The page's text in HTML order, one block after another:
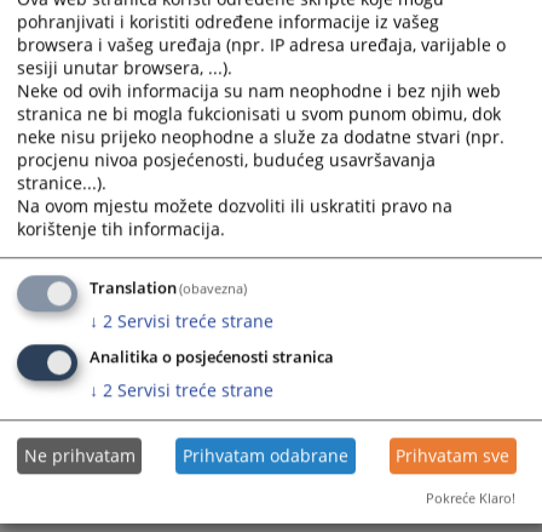
Prikazana vijest je na: Srpski jezik
Prateći dokumenti
Odluka o prihvatanju ponude i dodjeli ugovora
124PREGLEDA
pohranjivati i koristiti određene informacije iz vašeg
browsera i vašeg uređaja (npr. IP adresa uređaja, varijable o
sesiji unutar browsera, ...).
Neke od ovih informacija su nam neophodne i bez njih web
stranica ne bi mogla fukcionisati u svom punom obimu, dok
neke nisu prijeko neophodne a služe za dodatne stvari (npr.
procjenu nivoa posjećenosti, budućeg usavršavanja
stranice...).
Na ovom mjestu možete dozvoliti ili uskratiti pravo na
korištenje tih informacija.
Translation(obavezna)
↓ 2 Servisi treće strane
Analitika o posjećenosti stranica
↓ 2 Servisi treće strane
Ne prihvatam Prihvatam odabrane Prihvatam sve
Pokreće Klaro!